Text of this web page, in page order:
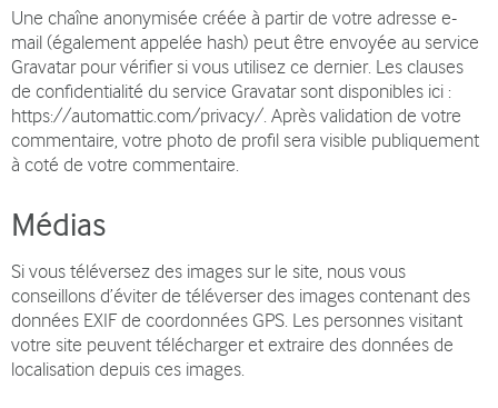
Une chaîne anonymisée créée à partir de votre adresse e-
mail (également appelée hash) peut être envoyée au service
Gravatar pour vérifier si vous utilisez ce dernier. Les clauses
de confidentialité du service Gravatar sont disponibles ici :
https://automattic.com/privacy/. Après validation de votre
commentaire, votre photo de profil sera visible publiquement
à coté de votre commentaire.
Médias
Si vous téléversez des images sur le site, nous vous
conseillons d’éviter de téléverser des images contenant des
données EXIF de coordonnées GPS. Les personnes visitant
votre site peuvent télécharger et extraire des données de
localisation depuis ces images.